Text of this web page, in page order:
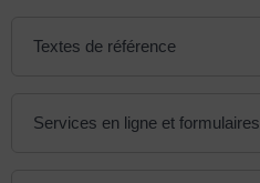
Textes de référence
Services en ligne et formulaires